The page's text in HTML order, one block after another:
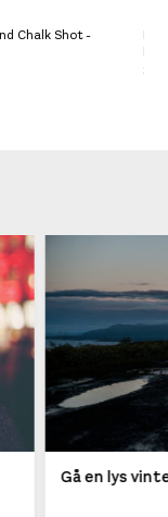
Chalk Shot -
Gå en lys